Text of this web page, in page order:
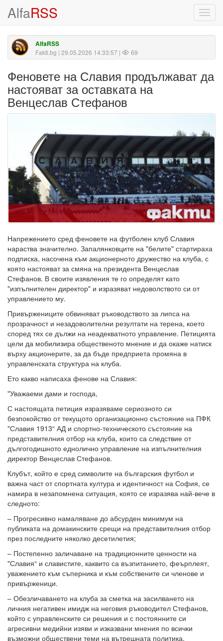
AlfaRSS
AlfaRSS
Fakti.bg | 29.05.2026 14:33:57 | 69
Феновете на Славия продължават да
настояват за оставката на
Венцеслав Стефанов
Напрежението сред феновете на футболен клуб Славия
нараства значително. Запалянковците на "белите" стартираха
подписка, насочена към акционерното дружество на клуба, с
която настояват за смяна на президента Венцеслав
Стефанов. В своите изявления те го определят като
"изпълнителен директор" и изразяват недоволството си от
управлението му.
Привържениците обвиняват ръководството за липса на
прозрачност и незадоволителни резултати на терена, което
според тях се дължи на неадекватното управление. Петицията
цели да мобилизира общественото мнение и да окаже натиск
върху акционерите, за да бъде предприета промяна в
управленската структура на клуба.
Ето какво написаха фенове на Славия:
"Уважаеми дами и господа,
С настоящата петиция изразяваме сериозното си
безпокойство от текущото организационно състояние на ПФК
"Славия 1913“ АД и спортно-техническото състояние на
представителния отбор на клуба, които са следствие от
дългогодишното еднолично управление на изпълнителния
директор Венцеслав Стефанов.
Клубът, който е сред символите на българския футбол и
важна част от спортната култура и идентичност на София, се
намира в незапомнена ситуация, която се изразява най-вече в
следното:
– Прогресивно намаляване до абсурден минимум на
публиката на домакинските срещи на представителния отбор
през последните няколко десетилетия;
– Постепенно заличаване на традиционните ценности на
"Славия“ и славистите, каквито са възпитанието, феърплеят,
уважението към съперника и към собствените си членове и
привърженици.
– Обезличаването на клуба за сметка на засилването на
личния негативен имидж на неговия ръководител Стефанов,
който с управленските си решения и с постоянните си
агресивни медийни изяви и изказвани мнения по всички
възможни обществени теми на вътрешната политика,